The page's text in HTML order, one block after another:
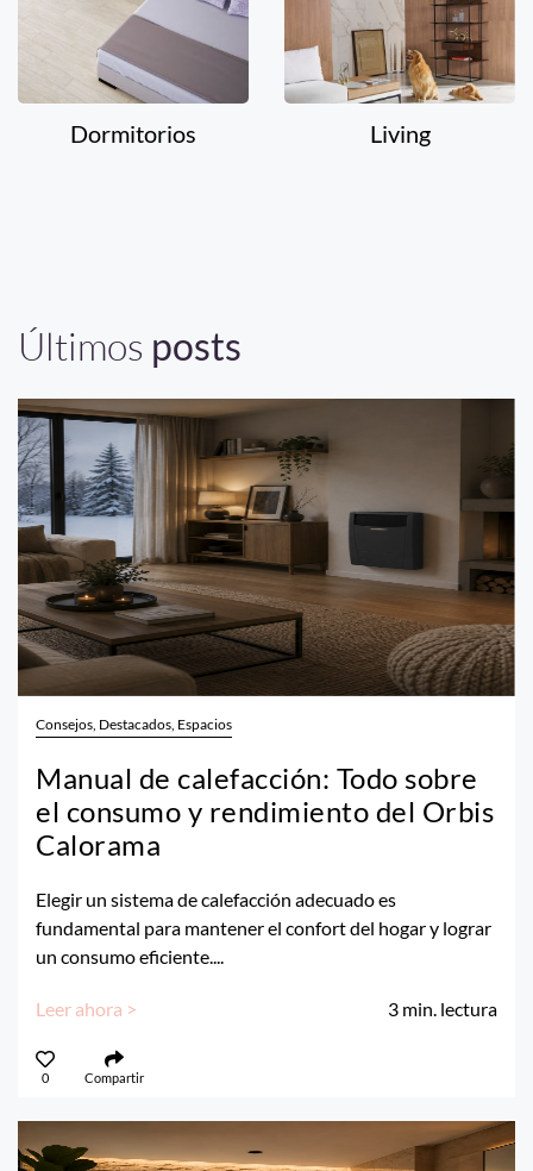
Dormitorios Living
Últimos posts
Consejos, Destacados, Espacios
Manual de calefacción: Todo sobre
el consumo y rendimiento del Orbis
Calorama
Elegir un sistema de calefacción adecuado es
fundamental para mantener el confort del hogar y lograr
un consumo eficiente....
Leer ahora > 3 min. lectura
0 Compartir